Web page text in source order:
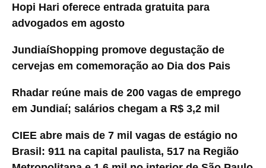
Hopi Hari oferece entrada gratuita para
advogados em agosto
JundiaíShopping promove degustação de
cervejas em comemoração ao Dia dos Pais
Rhadar reúne mais de 200 vagas de emprego
em Jundiaí; salários chegam a R$ 3,2 mil
CIEE abre mais de 7 mil vagas de estágio no
Brasil: 911 na capital paulista, 517 na Região